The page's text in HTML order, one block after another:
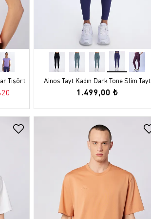
Tişört
Ainos Tayt Kadın Dark Tone Slim Tayt
1.499,00 ₺